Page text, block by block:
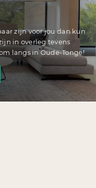
zijn voor jou dan kun
in overleg tevens
langs in Oude-Tonge!